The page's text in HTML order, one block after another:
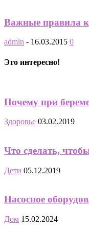
Важные правила
admin - 16.03.2015 0
Это интересно!
Почему при
Здоровье 03.02.2019
Что сделать,
Дети 05.12.2019
Насосное
Дом 15.02.2024